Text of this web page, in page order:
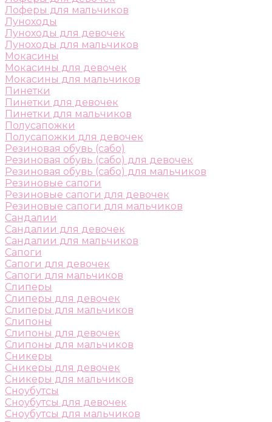
Лоферы для мальчиков
Луноходы
Луноходы для девочек
Луноходы для мальчиков
Мокасины
Мокасины для девочек
Мокасины для мальчиков
Пинетки
Пинетки для девочек
Пинетки для мальчиков
Полусапожки
Полусапожки для девочек
Резиновая обувь (сабо)
Резиновая обувь (сабо) для девочек
Резиновая обувь (сабо) для мальчиков
Резиновые сапоги
Резиновые сапоги для девочек
Резиновые сапоги для мальчиков
Сандалии
Сандалии для девочек
Сандалии для мальчиков
Сапоги
Сапоги для девочек
Сапоги для мальчиков
Слиперы
Слиперы для девочек
Слиперы для мальчиков
Слипоны
Слипоны для девочек
Слипоны для мальчиков
Сникеры
Сникеры для девочек
Сникеры для мальчиков
Сноубутсы
Сноубутсы для девочек
Сноубутсы для мальчиков